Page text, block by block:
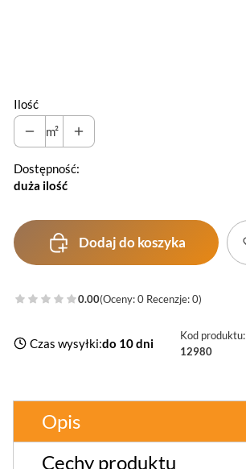
Ilość
m²
Dostępność:
duża ilość
Dodaj do koszyka
0.00(Oceny: 0 Recenzje: 0)
Czas wysyłki:do 10 dni
Kod produktu:
12980
Opis
Cechy produktu